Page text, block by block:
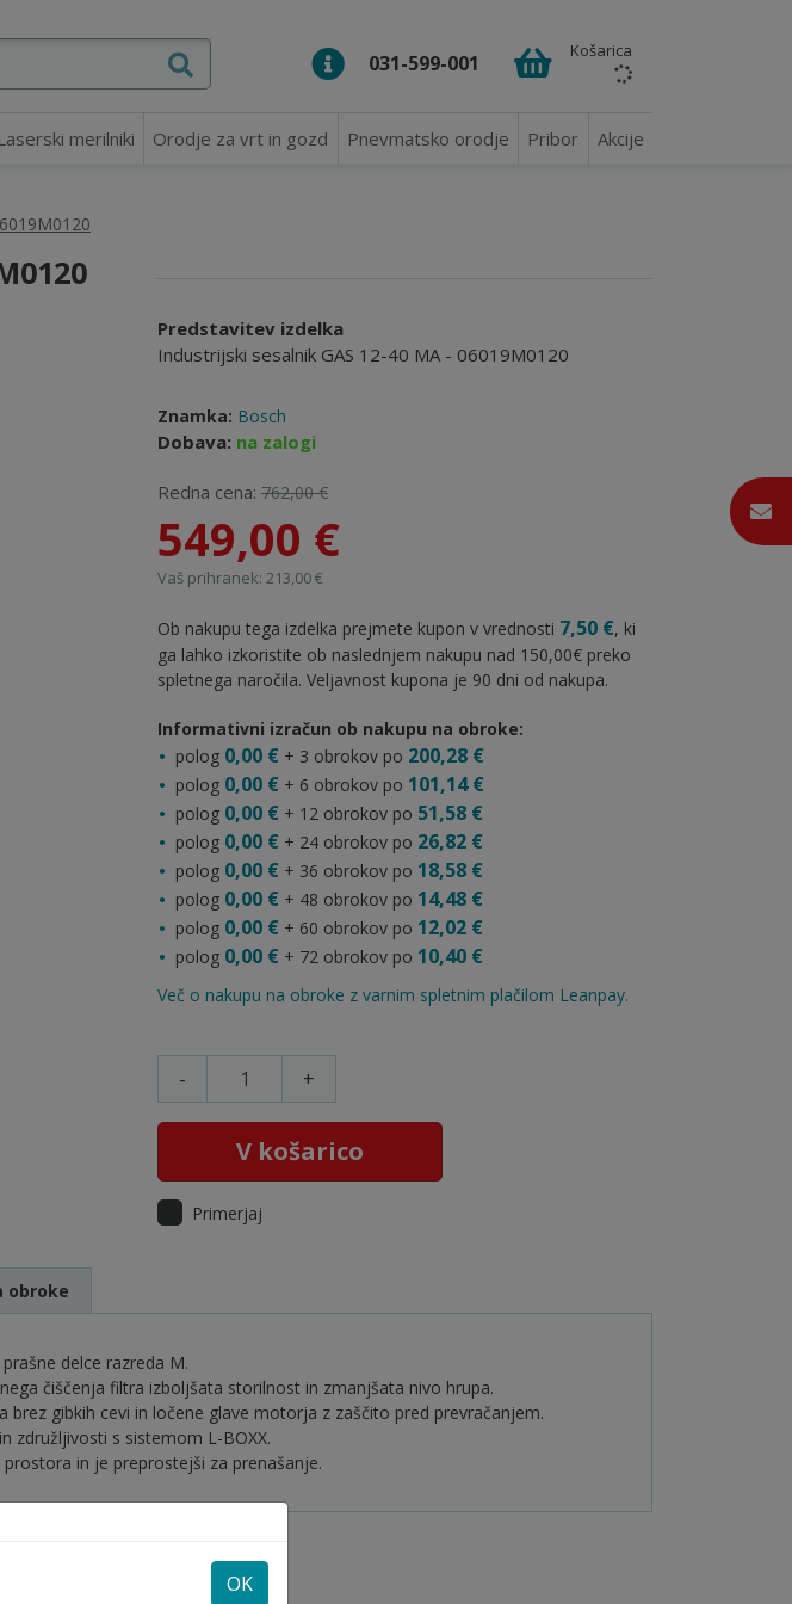
031-599-001 Košarica
Laserski merilniki Orodje za vrt in gozd Pnevmatsko orodje Pribor Akcije
Predstavitev izdelka
Industrijski sesalnik GAS 12-40 MA - 06019M0120
Znamka: Bosch
Dobava: na zalogi
Redna cena: 762,00 €
549,00 €
Vaš prihranek: 213,00 €
Ob nakupu tega izdelka prejmete kupon v vrednosti 7,50 €, ki
ga lahko izkoristite ob naslednjem nakupu nad 150,00€ preko
spletnega naročila. Veljavnost kupona je 90 dni od nakupa.
Informativni izračun ob nakupu na obroke:
polog 0,00 € + 3 obrokov po 200,28 €
polog 0,00 € + 6 obrokov po 101,14 €
polog 0,00 € + 12 obrokov po 51,58 €
polog 0,00 € + 24 obrokov po 26,82 €
polog 0,00 € + 36 obrokov po 18,58 €
polog 0,00 € + 48 obrokov po 14,48 €
polog 0,00 € + 60 obrokov po 12,02 €
polog 0,00 € + 72 obrokov po 10,40 €
Več o nakupu na obroke z varnim spletnim plačilom Leanpay.
- +
V košarico
Primerjaj
obroke
delce razreda M.
čiščenja filtra izboljšata storilnost in zmanjšata nivo hrupa.
gibkih cevi in ločene glave motorja z zaščito pred prevračanjem.
združljivosti s sistemom L-BOXX.
in je preprostejši za prenašanje.
OK